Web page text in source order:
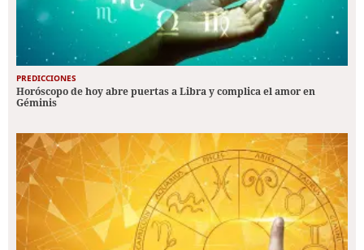
PREDICCIONES
Horóscopo de hoy abre puertas a Libra y complica el amor en
Géminis